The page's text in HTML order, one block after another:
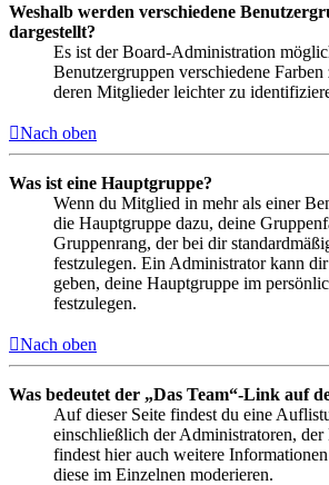
Weshalb werden verschiedene
dargestellt?
Es ist der Board-Administration
Benutzergruppen verschiedene Farben
deren Mitglieder leichter zu
Nach oben
Was ist eine Hauptgruppe?
Wenn du Mitglied in mehr als einer
die Hauptgruppe dazu, deine
Gruppenrang, der bei dir
festzulegen. Ein Administrator kann
geben, deine Hauptgruppe im
festzulegen.
Nach oben
Was bedeutet der „Das Team“-Link auf
Auf dieser Seite findest du eine
einschließlich der Administratoren,
findest hier auch weitere
diese im Einzelnen moderieren.